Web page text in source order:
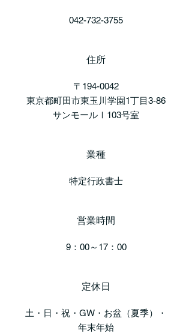
042-732-3755
住所
〒194-0042
東京都町田市東玉川学園1丁目3-86
サンモールⅠ103号室
業種
特定行政書士
営業時間
9：00～17：00
定休日
​土・日・祝・GW・お盆（夏季）・
年末年始